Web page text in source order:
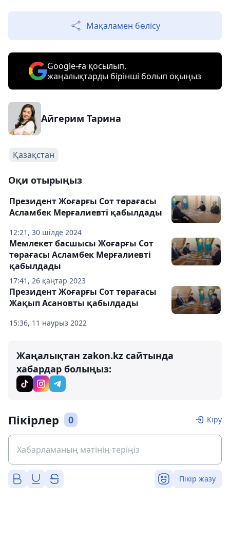
Мақаламен бөлісу
Google-ға қосылып,
жаңалықтарды бірінші болып оқыңыз
Айгерим Тарина
Қазақстан
Оқи отырыңыз
12:21, 30 шілде 2024
Президент Жоғарғы Сот төрағасы
Асламбек Мерғалиевті қабылдады
17:41, 26 қаңтар 2023
Мемлекет басшысы Жоғарғы Сот
төрағасы Асламбек Мерғалиевті
қабылдады
15:36, 11 наурыз 2022
Президент Жоғарғы Сот төрағасы
Жақып Асановты қабылдады
Жаңалықтан zakon.kz сайтында
хабардар болыңыз:
Пікірлер 0 Кіру
Пікір жазу